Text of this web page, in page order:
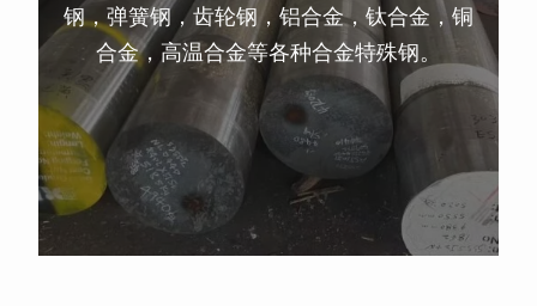
钢，弹簧钢，齿轮钢，铝合金，钛合金，铜
合金，高温合金等各种合金特殊钢。